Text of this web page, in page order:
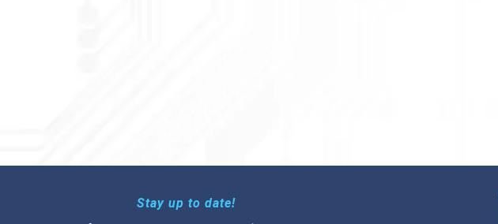
Stay up to date!